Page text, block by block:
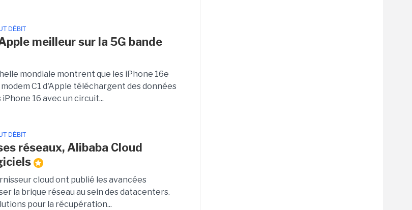
DÉBIT
meilleur sur la 5G bande
mondiale montrent que les iPhone 16e
C1 d'Apple téléchargent des données
16 avec un circuit...
DÉBIT
réseaux, Alibaba Cloud
cloud ont publié les avancées
la brique réseau au sein des datacenters.
pour la récupération...